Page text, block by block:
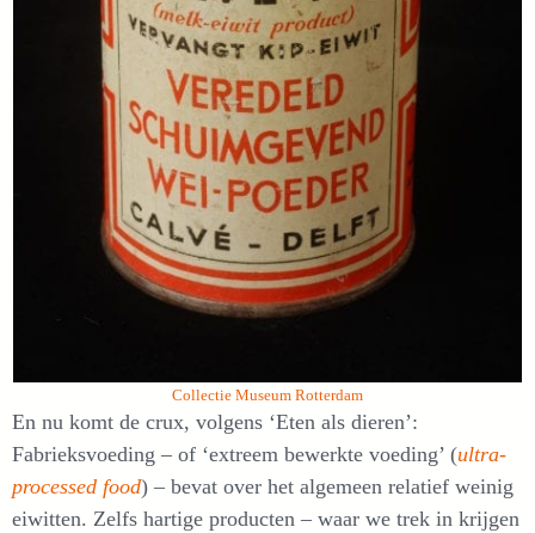
Collectie Museum Rotterdam
En nu komt de crux, volgens ‘Eten als dieren’:
Fabrieksvoeding – of ‘extreem bewerkte voeding’ (ultra-
processed food) – bevat over het algemeen relatief weinig
eiwitten. Zelfs hartige producten – waar we trek in krijgen